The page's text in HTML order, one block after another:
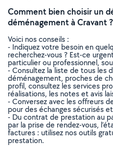
Comment bien choisir un
déménagement à Cravant ?
Voici nos conseils :
- Indiquez votre besoin en
recherchez-vous ? Est-ce
particulier ou professionnel,
- Consultez la liste de tous les
déménagement, proches de
profil, consultez les services
réalisations, les notes et avis
- Conversez avec les offreurs
pour des échanges sécurisés
- Du contrat de prestation au
par la prise de rendez-vous,
factures : utilisez nos outils
prestation.